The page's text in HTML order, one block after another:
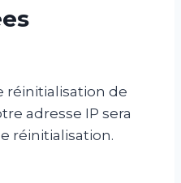
réinitialisation de
adresse IP sera
réinitialisation.